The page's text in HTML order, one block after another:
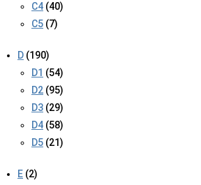
C4 (40)
C5 (7)
D (190)
D1 (54)
D2 (95)
D3 (29)
D4 (58)
D5 (21)
E (2)